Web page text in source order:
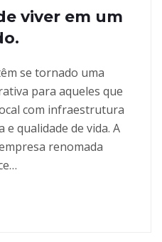
viver em um
se tornado uma
para aqueles que
com infraestrutura
e qualidade de vida. A
renomada